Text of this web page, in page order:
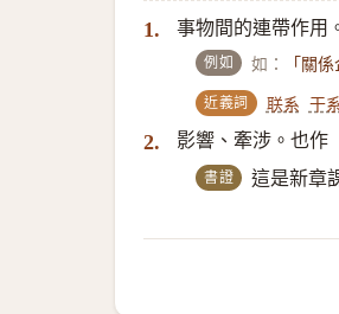
1. 事物間的連帶作用
例如 如： 「關係
近義詞 联系 干
2. 影響、牽涉。也作
書證 這是新章